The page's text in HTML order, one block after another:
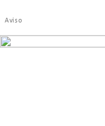
Aviso